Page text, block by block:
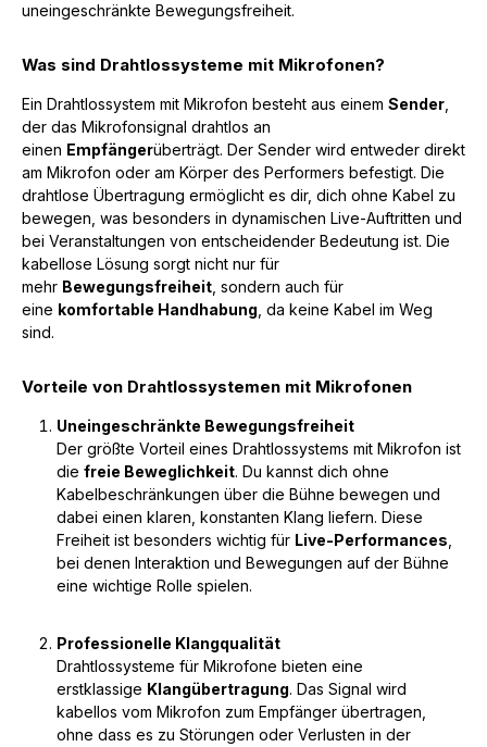
uneingeschränkte Bewegungsfreiheit.
Was sind Drahtlossysteme mit Mikrofonen?
Ein Drahtlossystem mit Mikrofon besteht aus einem Sender
der das Mikrofonsignal drahtlos an
einen Empfängerüberträgt. Der Sender wird entweder direkt
am Mikrofon oder am Körper des Performers befestigt. Die
drahtlose Übertragung ermöglicht es dir, dich ohne Kabel zu
bewegen, was besonders in dynamischen Live-Auftritten und
bei Veranstaltungen von entscheidender Bedeutung ist. Die
kabellose Lösung sorgt nicht nur für
mehr Bewegungsfreiheit , sondern auch für
eine komfortable Handhabung , da keine Kabel im Weg
sind.
Vorteile von Drahtlossystemen mit Mikrofonen
Uneingeschränkte Bewegungsfreiheit
Der größte Vorteil eines Drahtlossystems mit Mikrofon ist
die freie Beweglichkeit. Du kannst dich ohne
Kabelbeschränkungen über die Bühne bewegen und
dabei einen klaren, konstanten Klang liefern. Diese
Freiheit ist besonders wichtig für Live-Performances
bei denen Interaktion und Bewegungen auf der Bühne
eine wichtige Rolle spielen.
Professionelle Klangqualität
Drahtlossysteme für Mikrofone bieten eine
erstklassige Klangübertragung. Das Signal wird
kabellos vom Mikrofon zum Empfänger übertragen,
ohne dass es zu Störungen oder Verlusten in der